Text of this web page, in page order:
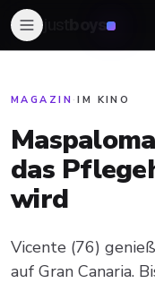
boys
MAGAZIN ·IM KINO
das
wird
Vicente (76)
auf Gran Canaria.